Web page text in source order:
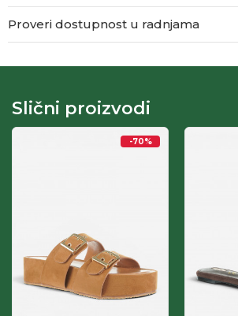
Proveri dostupnost u radnjama
Slični proizvodi
-70%